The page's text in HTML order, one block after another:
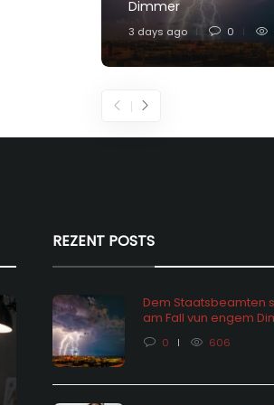
Dimmer
3 days ago 0
REZENT POSTS
Dem Staatsbeamten
am Fall vun engem
0 606